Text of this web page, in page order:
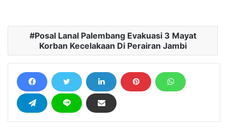
Posal Lanal Palembang Evakuasi 3 Mayat
Korban Kecelakaan Di Perairan Jambi